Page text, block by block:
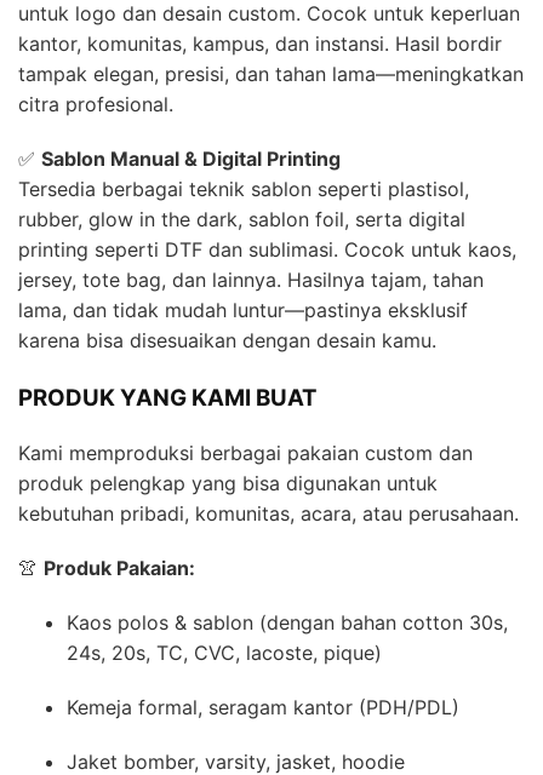
untuk logo dan desain custom. Cocok untuk keperluan
kantor, komunitas, kampus, dan instansi. Hasil bordir
tampak elegan, presisi, dan tahan lama—meningkatkan
citra profesional.
✅ Sablon Manual & Digital Printing
Tersedia berbagai teknik sablon seperti plastisol,
rubber, glow in the dark, sablon foil, serta digital
printing seperti DTF dan sublimasi. Cocok untuk kaos,
jersey, tote bag, dan lainnya. Hasilnya tajam, tahan
lama, dan tidak mudah luntur—pastinya eksklusif
karena bisa disesuaikan dengan desain kamu.
PRODUK YANG KAMI BUAT
Kami memproduksi berbagai pakaian custom dan
produk pelengkap yang bisa digunakan untuk
kebutuhan pribadi, komunitas, acara, atau perusahaan.
👚 Produk Pakaian:
Kaos polos & sablon (dengan bahan cotton 30s,
24s, 20s, TC, CVC, lacoste, pique)
Kemeja formal, seragam kantor (PDH/PDL)
Jaket bomber, varsity, jasket, hoodie